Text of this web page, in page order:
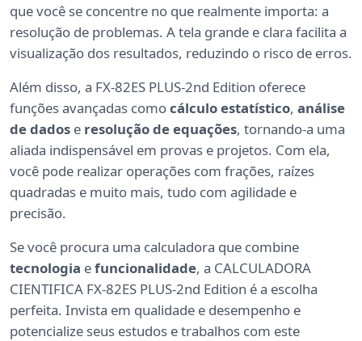
que você se concentre no que realmente importa: a
resolução de problemas. A tela grande e clara facilita a
visualização dos resultados, reduzindo o risco de erros.
Além disso, a FX-82ES PLUS-2nd Edition oferece
funções avançadas comocálculo estatístico, análise
de dados e resolução de equações, tornando-a uma
aliada indispensável em provas e projetos. Com ela,
você pode realizar operações com frações, raízes
quadradas e muito mais, tudo com agilidade e
precisão.
Se você procura uma calculadora que combine
tecnologia efuncionalidade, a CALCULADORA
CIENTIFICA FX-82ES PLUS-2nd Edition é a escolha
perfeita. Invista em qualidade e desempenho e
potencialize seus estudos e trabalhos com este